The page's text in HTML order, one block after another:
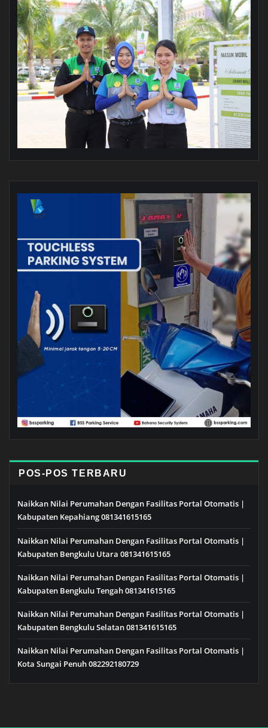
POS-POS TERBARU
Naikkan Nilai Perumahan Dengan Fasilitas Portal Otomatis |
Kabupaten Kepahiang 081341615165
Naikkan Nilai Perumahan Dengan Fasilitas Portal Otomatis |
Kabupaten Bengkulu Utara 081341615165
Naikkan Nilai Perumahan Dengan Fasilitas Portal Otomatis |
Kabupaten Bengkulu Tengah 081341615165
Naikkan Nilai Perumahan Dengan Fasilitas Portal Otomatis |
Kabupaten Bengkulu Selatan 081341615165
Naikkan Nilai Perumahan Dengan Fasilitas Portal Otomatis |
Kota Sungai Penuh 082292180729